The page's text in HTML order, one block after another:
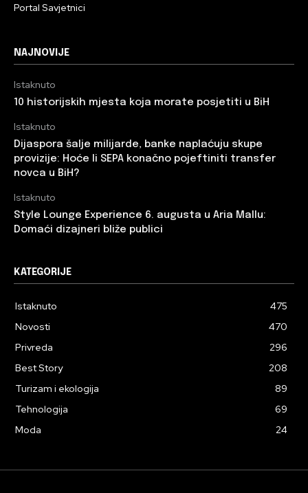
Portal Savjetnici
NAJNOVIJE
Istaknuto
10 historijskih mjesta koja morate posjetiti u BiH
Istaknuto
Dijaspora šalje milijarde, banke naplaćuju skupe
provizije: Hoće li SEPA konačno pojeftiniti transfer
novca u BiH?
Istaknuto
Style Lounge Experience 6. augusta u Aria Mallu:
Domaći dizajneri bliže publici
KATEGORIJE
Istaknuto
475
Novosti
470
Privreda
296
Best Story
208
Turizam i ekologija
89
Tehnologija
69
Moda
24